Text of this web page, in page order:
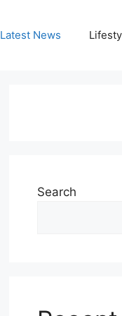
Latest News
Search